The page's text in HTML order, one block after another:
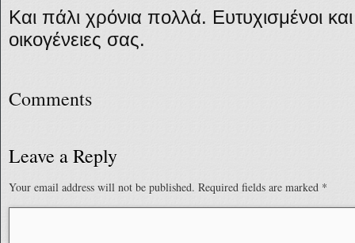
Και πάλι χρόνια πολλά. Ευτυχισμένοι
οικογένειες σας.
Comments
Leave a Reply
Your email address will not be published. Required fields are marked *